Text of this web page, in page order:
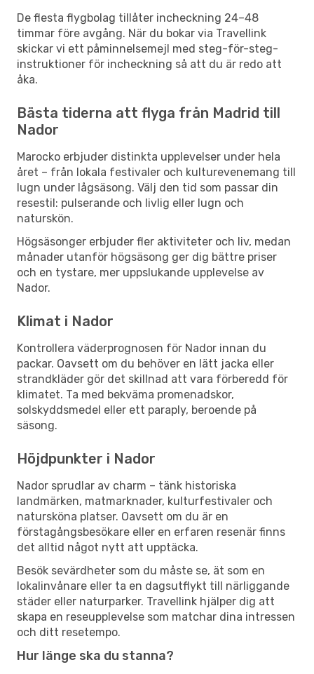
De flesta flygbolag tillåter incheckning 24–48
timmar före avgång. När du bokar via Travellink
skickar vi ett påminnelsemejl med steg-för-steg-
instruktioner för incheckning så att du är redo att
åka.
Bästa tiderna att flyga från Madrid till
Nador
Marocko erbjuder distinkta upplevelser under hela
året – från lokala festivaler och kulturevenemang till
lugn under lågsäsong. Välj den tid som passar din
resestil: pulserande och livlig eller lugn och
naturskön.
Högsäsonger erbjuder fler aktiviteter och liv, medan
månader utanför högsäsong ger dig bättre priser
och en tystare, mer uppslukande upplevelse av
Nador.
Klimat i Nador
Kontrollera väderprognosen för Nador innan du
packar. Oavsett om du behöver en lätt jacka eller
strandkläder gör det skillnad att vara förberedd för
klimatet. Ta med bekväma promenadskor,
solskyddsmedel eller ett paraply, beroende på
säsong.
Höjdpunkter i Nador
Nador sprudlar av charm – tänk historiska
landmärken, matmarknader, kulturfestivaler och
natursköna platser. Oavsett om du är en
förstagångsbesökare eller en erfaren resenär finns
det alltid något nytt att upptäcka.
Besök sevärdheter som du måste se, ät som en
lokalinvånare eller ta en dagsutflykt till närliggande
städer eller naturparker. Travellink hjälper dig att
skapa en reseupplevelse som matchar dina intressen
och ditt resetempo.
Hur länge ska du stanna?